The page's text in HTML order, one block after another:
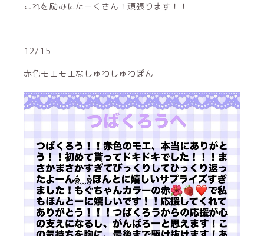
これを励みにたーくさん！頑張ります！！
12/15
赤色モエモエ‪‪なしゅわしゅわぽん